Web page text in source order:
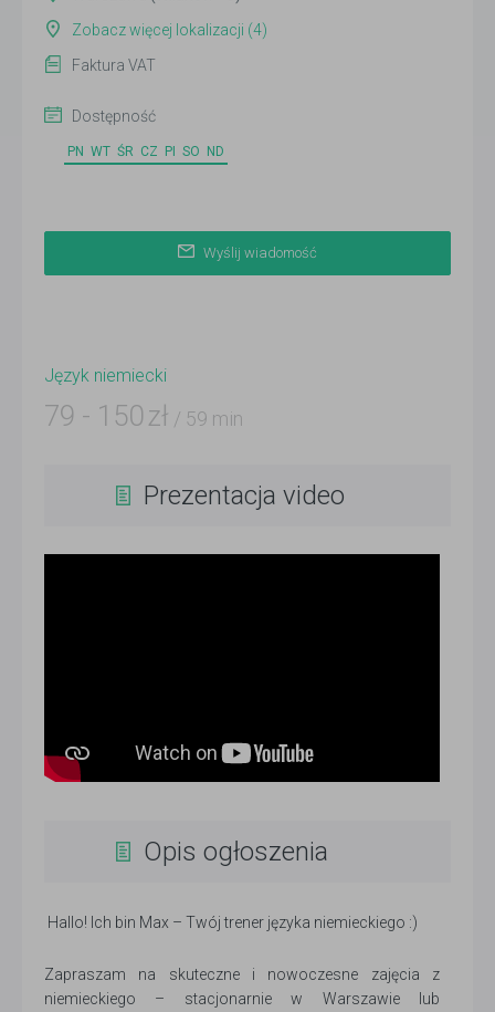
Zobacz więcej lokalizacji (4)
Faktura VAT
Dostępność
PN WT ŚR CZ PI SO ND
Wyślij wiadomość
Język niemiecki
79 - 150 zł / 59 min
Prezentacja video
Opis ogłoszenia
Hallo! Ich bin Max – Twój trener języka niemieckiego :)
Zapraszam na skuteczne i nowoczesne zajęcia z
niemieckiego – stacjonarnie w Warszawie lub